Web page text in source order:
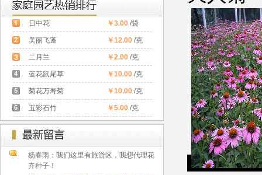
日中花 ￥3.00/袋
美丽飞蓬 ￥12.00/克
二月兰 ￥2.00/克
蓝花鼠尾草 ￥10.00/克
菊花万寿菊 ￥10.00/克
五彩石竹 ￥5.00/克
杨春雨：我们这里有旅游区，我想代理花
卉种子！